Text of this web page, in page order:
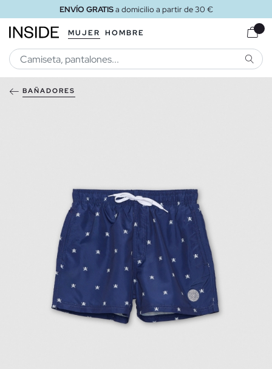
ENVÍO GRATISa domicilio a partir de 30 €
MUJER HOMBRE
BAÑADORES